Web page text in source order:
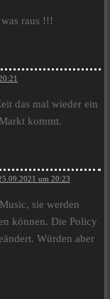
raus !!!
das mal wieder ein
kommt.
um 20:23
sie werden
können. Die Policy
Würden aber